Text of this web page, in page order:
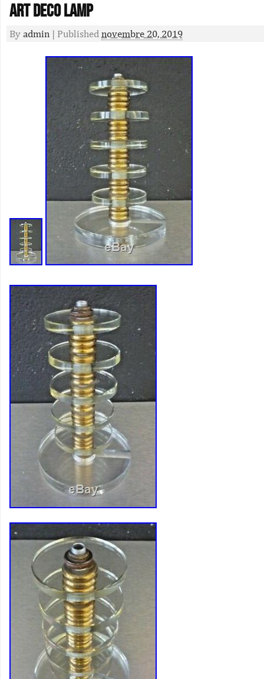
art deco lamp
By admin | Published novembre 20, 2019